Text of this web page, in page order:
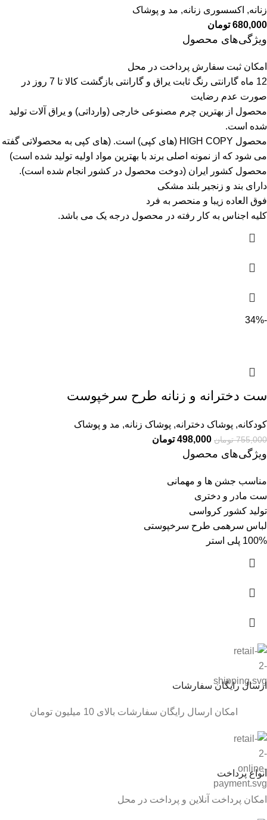
زنانه, اکسسوری زنانه, مد و پوشاک
680,000 تومان
ویژگی‌های محصول
امکان ثبت سفارش پرداخت در محل
12 ماه گارانتی رنگ ثابت یراق و گارانتی بازگشت کالا تا 7 روز در
صورت عدم رضایت
محصول از بهترین چرم مصنوعی خارجی (وارداتی) و یراق آلات تولید
شده است.
محصول HIGH COPY (های کپی) است.
(های کپی به محصولاتی گفته
می شود که از نمونه اصلی برند با بهترین مواد اولیه تولید شده است)
محصول کشور ایران (دوخت محصول در کشور انجام شده است).
دارای بند و زنجیر بلند مشکی
فوق العاده زیبا و منحصر به فرد
کلیه اجناس به کار رفته در محصول درجه یک می باشد.
-34%
ست دخترانه و زنانه طرح سرخپوست
کودکانه, پوشاک دخترانه, پوشاک زنانه, مد و پوشاک
755,000 تومان 498,000 تومان
ویژگی‌های محصول
مناسب جشن ها و مهمانی
ست مادر و دختری
تولید کشور کرواسی
لباس سرهمی طرح سرخپوستی
100% پلی استر
ارسال رایگان سفارشات
امکان ارسال رایگان سفارشات بالای 10 میلیون تومان
انواع پرداخت
امکان پرداخت آنلاین و پرداخت در محل